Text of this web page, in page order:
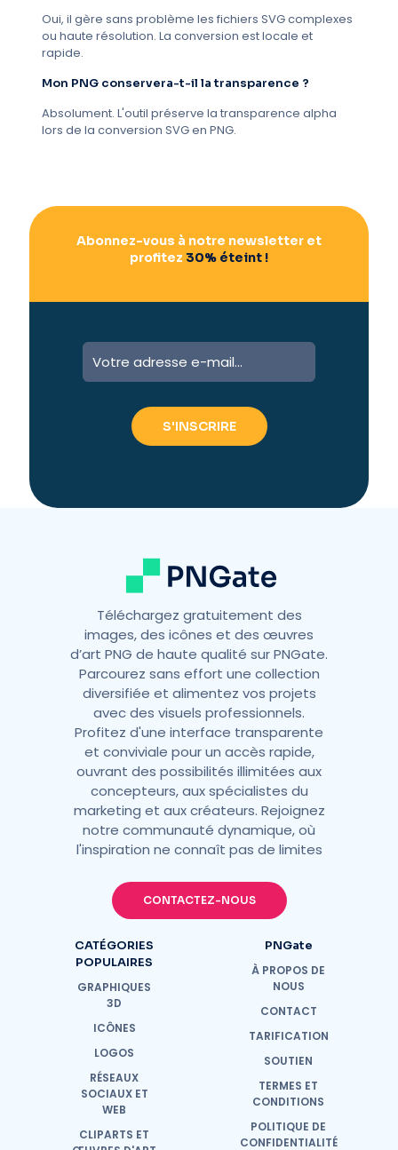
Oui, il gère sans problème les fichiers SVG complexes
ou haute résolution. La conversion est locale et
rapide.
Mon PNG conservera-t-il la transparence ?
Absolument. L'outil préserve la transparence alpha
lors de la conversion SVG en PNG.
Abonnez-vous à notre newsletter et
profitez 30% éteint !
Téléchargez gratuitement des
images, des icônes et des œuvres
d’art PNG de haute qualité sur PNGate.
Parcourez sans effort une collection
diversifiée et alimentez vos projets
avec des visuels professionnels.
Profitez d'une interface transparente
et conviviale pour un accès rapide,
ouvrant des possibilités illimitées aux
concepteurs, aux spécialistes du
marketing et aux créateurs. Rejoignez
notre communauté dynamique, où
l'inspiration ne connaît pas de limites
CONTACTEZ-NOUS
CATÉGORIES
POPULAIRES
GRAPHIQUES
3D
ICÔNES
LOGOS
RÉSEAUX
SOCIAUX ET
WEB
CLIPARTS ET
PNGate
À PROPOS DE
NOUS
CONTACT
TARIFICATION
SOUTIEN
TERMES ET
CONDITIONS
POLITIQUE DE
CONFIDENTIALITÉ